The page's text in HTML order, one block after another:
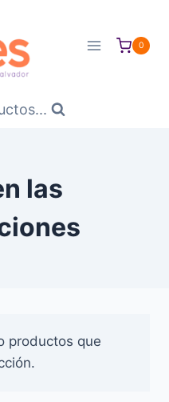
0
las
productos que